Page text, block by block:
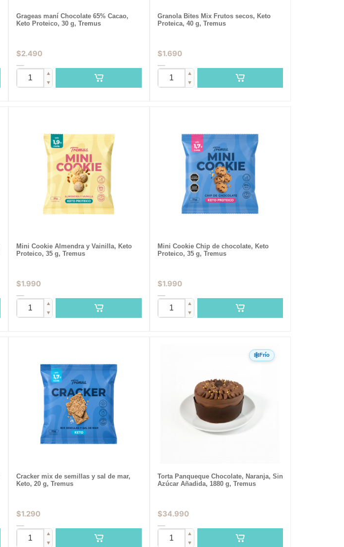
Grageas maní Chocolate 65% Cacao,
Keto Proteico, 30 g, Tremus
$2.490
▲
▼
Granola Bites Mix Frutos secos, Keto
Proteica, 40 g, Tremus
$1.690
▲
▼
Mini Cookie Almendra y Vainilla, Keto
Proteico, 35 g, Tremus
$1.990
▲
▼
Mini Cookie Chip de chocolate, Keto
Proteico, 35 g, Tremus
$1.990
▲
▼
Cracker mix de semillas y sal de mar,
Keto, 20 g, Tremus
$1.290
▲
▼
Frío
Torta Panqueque Chocolate, Naranja, Sin
Azúcar Añadida, 1880 g, Tremus
$34.990
▲
▼